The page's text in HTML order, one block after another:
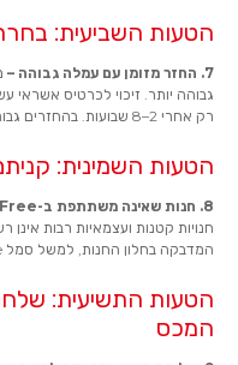
הטעות השביעית:
7. החזר מזומן עם עמלה גבוהה –
גבוהה יותר. זיכוי לכרטיס
רק אחרי 2–8 שבועות. בהחזרים גבוהים ההבדל יכול להגיע לעשרות אירו.
הטעות השמינית:
8. חנות שאינה משתתפת ב-Tax Free –
חנויות קטנות ועצמאיות רבות
המדבקה בחלון החנות, למשל סמל Tax Free או Global Blue.
הטעות התשיעית:
המכס